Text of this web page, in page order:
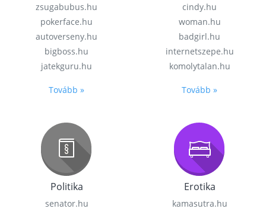
zsugabubus.hu
pokerface.hu
autoverseny.hu
bigboss.hu
jatekguru.hu
Tovább »
cindy.hu
woman.hu
badgirl.hu
internetszepe.hu
komolytalan.hu
Tovább »
Politika
senator.hu
Erotika
kamasutra.hu